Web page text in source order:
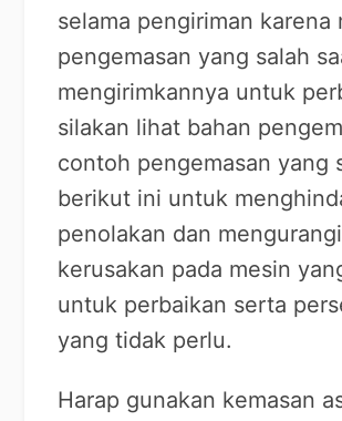
selama pengiriman karena
pengemasan yang salah
mengirimkannya untuk
silakan lihat bahan
contoh pengemasan yang
berikut ini untuk
penolakan dan mengurangi
kerusakan pada mesin
untuk perbaikan serta
yang tidak perlu.
Harap gunakan kemasan